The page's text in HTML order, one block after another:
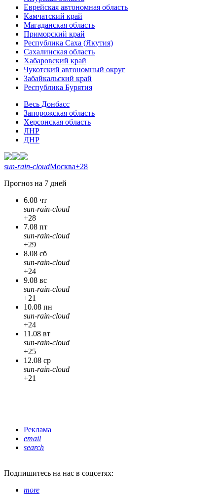
Еврейская автономная область
Камчатский край
Магаданская область
Приморский край
Республика Саха (Якутия)
Сахалинская область
Хабаровский край
Чукотский автономный округ
Забайкальский край
Республика Бурятия
Весь Донбасс
Запорожская область
Херсонская область
ЛНР
ДНР
sun-rain-cloudМосква+28
Прогноз на 7 дней
6.08 чт
sun-rain-cloud
+28
7.08 пт
sun-rain-cloud
+29
8.08 сб
sun-rain-cloud
+24
9.08 вс
sun-rain-cloud
+21
10.08 пн
sun-rain-cloud
+24
11.08 вт
sun-rain-cloud
+25
12.08 ср
sun-rain-cloud
+21
Реклама
email
search
Подпишитесь на нас в соцсетях:
more